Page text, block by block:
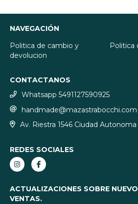
NAVEGACIÓN
Politica de cambio y
devolucion
Politica
CONTACTANOS
Whatsapp 5491127590925
handmade@mazastrabocchi.com
Av. Riestra 1546 Ciudad
REDES SOCIALES
ACTUALIZACIONES SOBRE
VENTAS.